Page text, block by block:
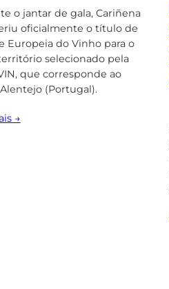
o jantar de gala, Cariñena
oficialmente o título de
Europeia do Vinho para o
selecionado pela
que corresponde ao
(Portugal).
→